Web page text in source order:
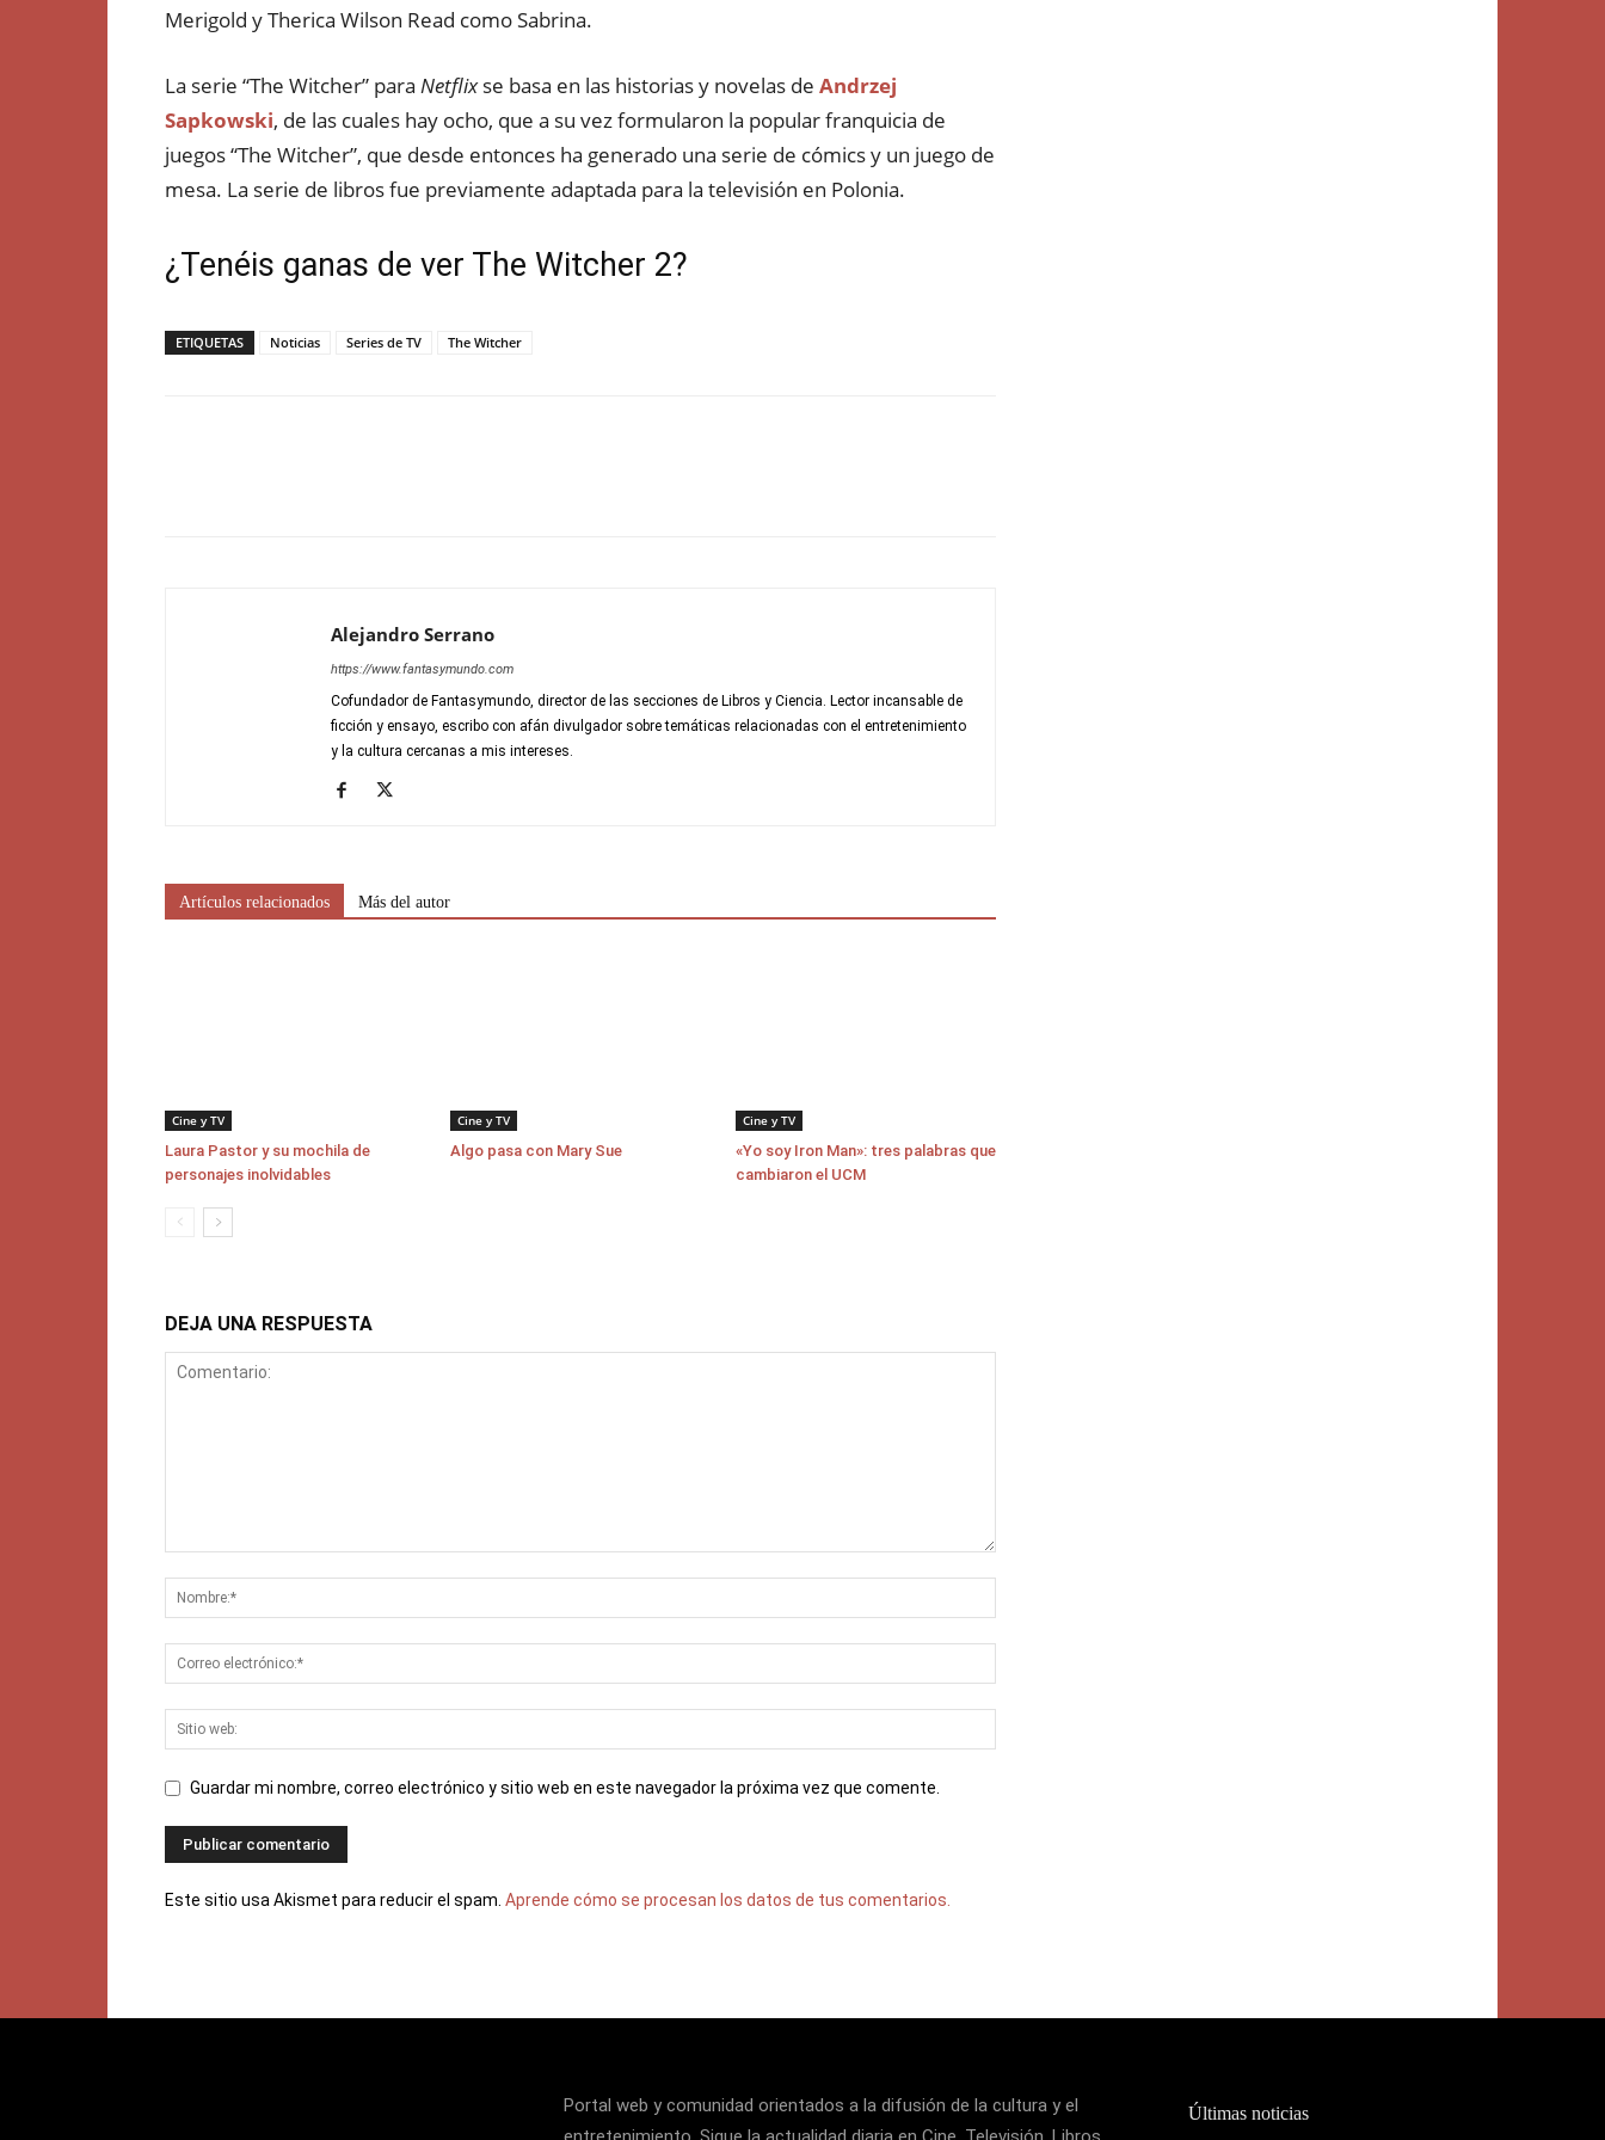
Merigold y Therica Wilson Read como Sabrina.
La serie “The Witcher” para Netflixse basa en las historias y novelas de Andrzej
Sapkowski, de las cuales hay ocho, que a su vez formularon la popular franquicia de
juegos “The Witcher”, que desde entonces ha generado una serie de cómics y un juego de
mesa. La serie de libros fue previamente adaptada para la televisión en Polonia.
¿Tenéis ganas de ver The Witcher 2?
ETIQUETAS Noticias Series de TV The Witcher
Alejandro Serrano
https://www.fantasymundo.com
Cofundador de Fantasymundo, director de las secciones de Libros y Ciencia. Lector incansable de
ficción y ensayo, escribo con afán divulgador sobre temáticas relacionadas con el entretenimiento
y la cultura cercanas a mis intereses.
Artículos relacionados Más del autor
Cine y TV
Laura Pastor y su mochila de
personajes inolvidables
Cine y TV
Algo pasa con Mary Sue
Cine y TV
«Yo soy Iron Man»: tres palabras que
cambiaron el UCM
DEJA UNA RESPUESTA
Guardar mi nombre, correo electrónico y sitio web en este navegador la próxima vez que comente.
Este sitio usa Akismet para reducir el spam. Aprende cómo se procesan los datos de tus comentarios.
Portal web y comunidad orientados a la difusión de la cultura y el
Últimas noticias